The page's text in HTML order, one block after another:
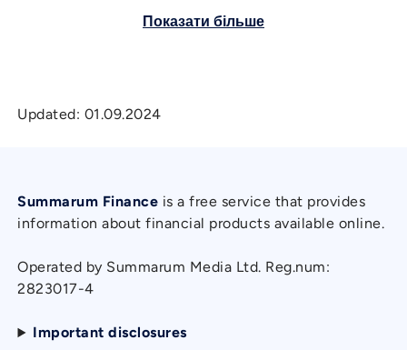
Показати більше
Updated: 01.09.2024
Summarum Finance is a free service that provides
information about financial products available online.
Operated by Summarum Media Ltd. Reg.num:
2823017-4
Important disclosures